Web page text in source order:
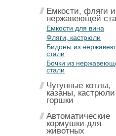
Емкости, фляги
нержавеющей
Емкости для вина
Фляги, кастрюли
Бидоны из
стали
Бочки из
стали
Чугунные котлы,
казаны,
горшки
Автоматические
кормушки для
животных